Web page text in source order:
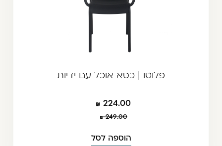
פלוטו | כסא אוכל עם ידיות
224.00
249.00
הוספה לסל